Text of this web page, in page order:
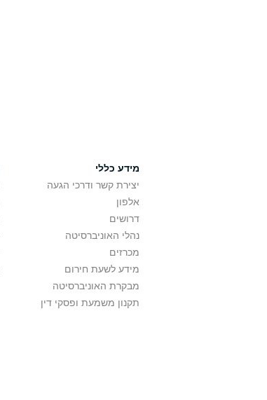
מידע כללי
יצירת קשר ודרכי הגעה
אלפון
דרושים
נהלי האוניברסיטה
מכרזים
מידע לשעת חירום
מבקרת האוניברסיטה
תקנון משמעת ופסקי דין